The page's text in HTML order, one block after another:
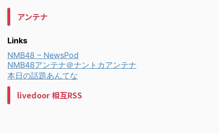
アンテナ
Links
NMB48 – NewsPod
NMB48アンテナ＠ナントカアンテナ
本日の話題あんてな
livedoor 相互RSS